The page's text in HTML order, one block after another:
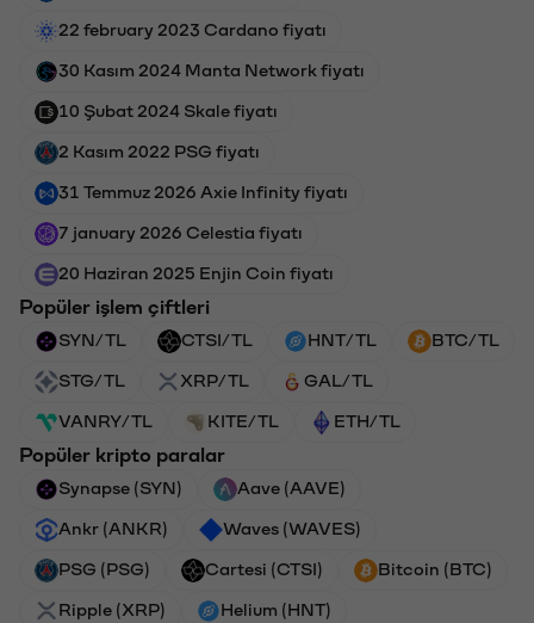
22 february 2023 Cardano fiyatı
30 Kasım 2024 Manta Network fiyatı
10 Şubat 2024 Skale fiyatı
2 Kasım 2022 PSG fiyatı
31 Temmuz 2026 Axie Infinity fiyatı
7 january 2026 Celestia fiyatı
20 Haziran 2025 Enjin Coin fiyatı
Popüler işlem çiftleri
SYN/TL CTSI/TL HNT/TL BTC/TL
STG/TL XRP/TL GAL/TL
VANRY/TL KITE/TL ETH/TL
Popüler kripto paralar
Synapse (SYN) Aave (AAVE)
Ankr (ANKR) Waves (WAVES)
PSG (PSG) Cartesi (CTSI) Bitcoin (BTC)
Ripple (XRP) Helium (HNT)